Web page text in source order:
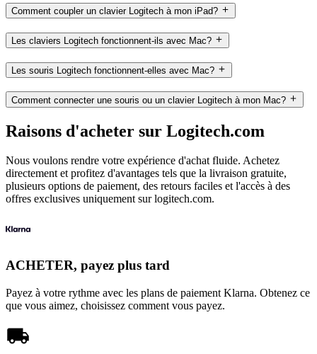
Comment coupler un clavier Logitech à mon iPad?
Les claviers Logitech fonctionnent-ils avec Mac?
Les souris Logitech fonctionnent-elles avec Mac?
Comment connecter une souris ou un clavier Logitech à mon Mac?
Raisons d'acheter sur Logitech.com
Nous voulons rendre votre expérience d'achat fluide. Achetez
directement et profitez d'avantages tels que la livraison gratuite,
plusieurs options de paiement, des retours faciles et l'accès à des
offres exclusives uniquement sur logitech.com.
ACHETER, payez plus tard
Payez à votre rythme avec les plans de paiement Klarna. Obtenez ce
que vous aimez, choisissez comment vous payez.